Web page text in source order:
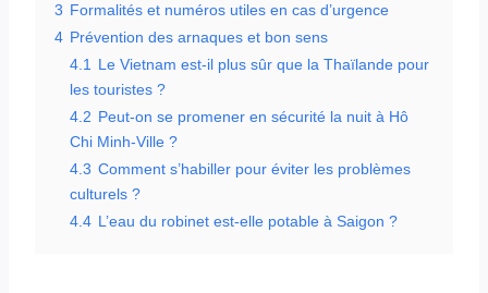
3 Formalités et numéros utiles en cas d’urgence
4 Prévention des arnaques et bon sens
4.1
Le Vietnam est-il plus sûr que la Thaïlande pour
les touristes ?
4.2 Peut-on se promener en sécurité la nuit à Hô
Chi Minh-Ville ?
4.3 Comment s’habiller pour éviter les problèmes
culturels ?
4.4 L’eau du robinet est-elle potable à Saigon ?